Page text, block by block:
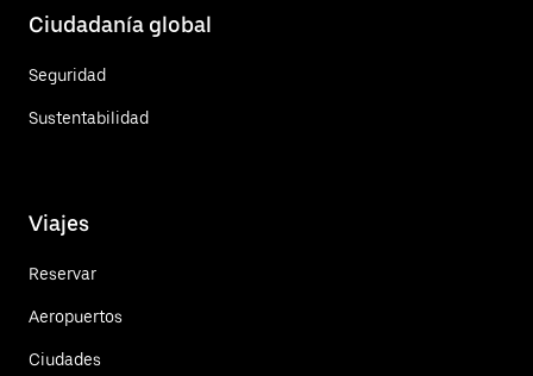
Ciudadanía global
Seguridad
Sustentabilidad
Viajes
Reservar
Aeropuertos
Ciudades